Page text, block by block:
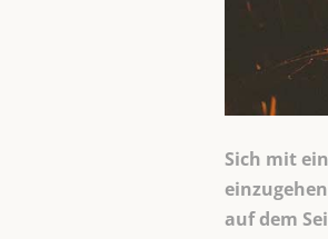
Sich mit
auf dem